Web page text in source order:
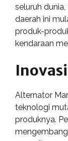
seluruh
daerah ini
produk-
kendaraan
Alternator
teknologi
produknya.